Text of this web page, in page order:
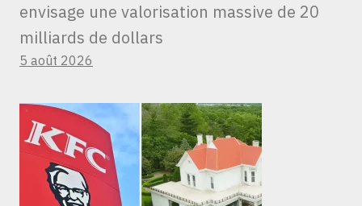
envisage une valorisation massive de 20
milliards de dollars
5 août 2026